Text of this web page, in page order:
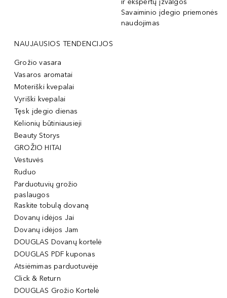
ir ekspertų įžvalgos
Savaiminio įdegio priemonės
naudojimas
NAUJAUSIOS TENDENCIJOS
Grožio vasara
Vasaros aromatai
Moteriški kvepalai
Vyriški kvepalai
Tęsk įdegio dienas
Kelionių būtiniausieji
Beauty Storys
GROŽIO HITAI
Vestuvės
Ruduo
Parduotuvių grožio
paslaugos
Raskite tobulą dovaną
Dovanų idėjos Jai
Dovanų idėjos Jam
DOUGLAS Dovanų kortelė
DOUGLAS PDF kuponas
Atsiėmimas parduotuvėje
Click & Return
DOUGLAS Grožio Kortelė